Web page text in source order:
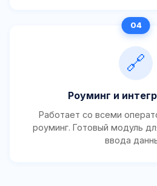
🔗
Роуминг и
Работает со всеми
роуминг. Готовый модуль
ввода